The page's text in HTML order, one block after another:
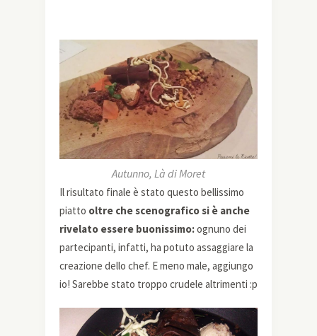
Autunno, Là di Moret
Il risultato finale è stato questo bellissimo
piatto oltre che scenografico si è anche
rivelato essere buonissimo:ognuno dei
partecipanti, infatti, ha potuto assaggiare la
creazione dello chef. E meno male, aggiungo
io! Sarebbe stato troppo crudele altrimenti :p